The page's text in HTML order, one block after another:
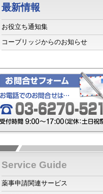
最新情報
お役立ち通知集
コーブリッジからのお知らせ
Service Guide
薬事申請関連サービス